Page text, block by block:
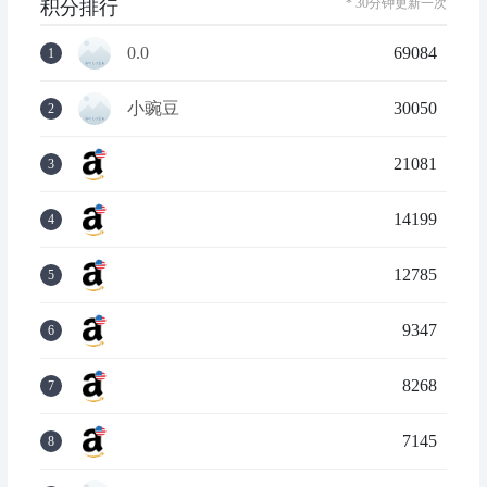
积分排行
1 0.0 69084
2 小豌豆 30050
3 21081
4 14199
5 12785
6 9347
7 8268
8 7145